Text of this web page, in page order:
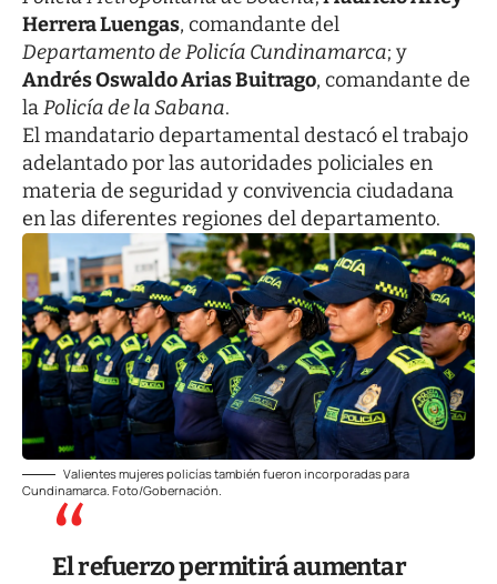
Herrera Luengas, comandante del
Departamento dePolicía Cundinamarca; y
Andrés Oswaldo Arias Buitrago, comandante de
laPolicía de la Sabana.
El mandatario departamental destacó el trabajo
adelantado por las autoridades policiales en
materia de seguridad y convivencia ciudadana
en las diferentes regiones del departamento.
Valientes mujeres policías también fueron incorporadas para
Cundinamarca. Foto/Gobernación.
El refuerzo permitirá aumentar